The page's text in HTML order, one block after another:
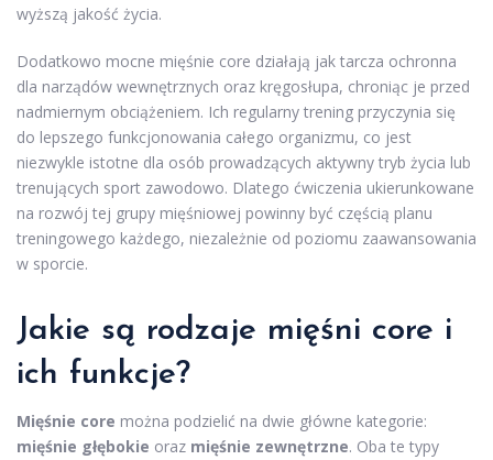
wyższą jakość życia.
Dodatkowo mocne mięśnie core działają jak tarcza ochronna
dla narządów wewnętrznych oraz kręgosłupa, chroniąc je przed
nadmiernym obciążeniem. Ich regularny trening przyczynia się
do lepszego funkcjonowania całego organizmu, co jest
niezwykle istotne dla osób prowadzących aktywny tryb życia lub
trenujących sport zawodowo. Dlatego ćwiczenia ukierunkowane
na rozwój tej grupy mięśniowej powinny być częścią planu
treningowego każdego, niezależnie od poziomu zaawansowania
w sporcie.
Jakie są rodzaje mięśni core i
ich funkcje?
Mięśnie core można podzielić na dwie główne kategorie:
mięśnie głębokie oraz mięśnie zewnętrzne. Oba te typy